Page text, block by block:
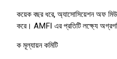
কয়েক বছর ধরে, অ্যাসোসিয়েশন অফ
করে। AMFI এর প্রতিটি লক্ষ্যে
ক মূল্যায়ন কমিটি